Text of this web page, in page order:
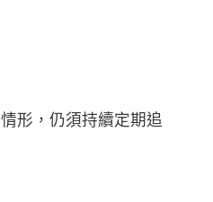
形，仍須持續定期追